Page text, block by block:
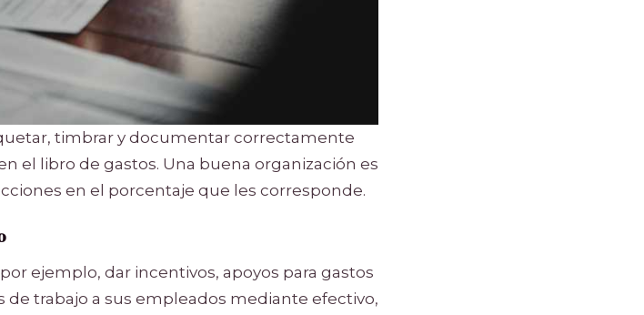
timbrar y documentar correctamente
el libro de gastos. Una buena organización es
en el porcentaje que les corresponde.
ejemplo, dar incentivos, apoyos para gastos
trabajo a sus empleados mediante efectivo,